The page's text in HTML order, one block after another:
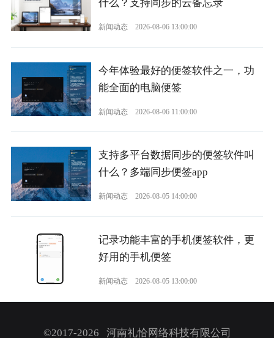
什么？支持同步的云备忘录
新闻动态 2026-08-06 13:00:00
今年体验最好的便签软件之一，功
能全面的电脑便签
新闻动态 2026-08-06 11:00:00
支持多平台数据同步的便签软件叫
什么？多端同步便签app
新闻动态 2026-08-05 14:00:00
记录功能丰富的手机便签软件，更
好用的手机便签
新闻动态 2026-08-05 13:00:00
©2017-2026 河南礼恰网络科技有限公司